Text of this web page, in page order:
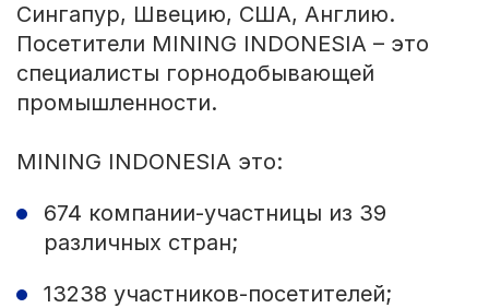
Сингапур, Швецию, США, Англию.
Посетители MINING INDONESIA – это
специалисты горнодобывающей
промышленности.
MINING INDONESIA это:
674 компании-участницы из 39
различных стран;
13238 участников-посетителей;